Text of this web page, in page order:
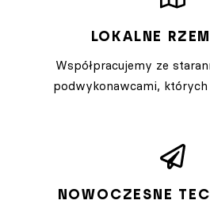
LOKALNE
Współpracujemy ze
podwykonawcami,
NOWOCZESNE